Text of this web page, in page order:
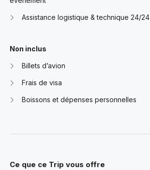
Assistance logistique & technique 24/24
Non inclus
Billets d’avion
Frais de visa
Boissons et dépenses personnelles
Ce que ce Trip vous offre